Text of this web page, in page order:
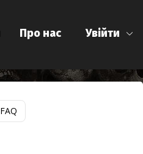
Увійти
Про нас
FAQ